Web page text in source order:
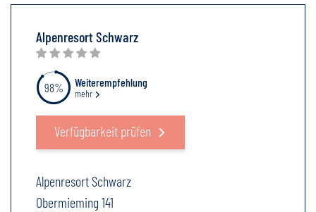
Alpenresort Schwarz
98% Weiterempfehlung
mehr
Verfügbarkeit prüfen
Alpenresort Schwarz
Obermieming 141